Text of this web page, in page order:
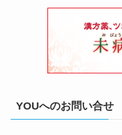
YOUへのお問い合せ